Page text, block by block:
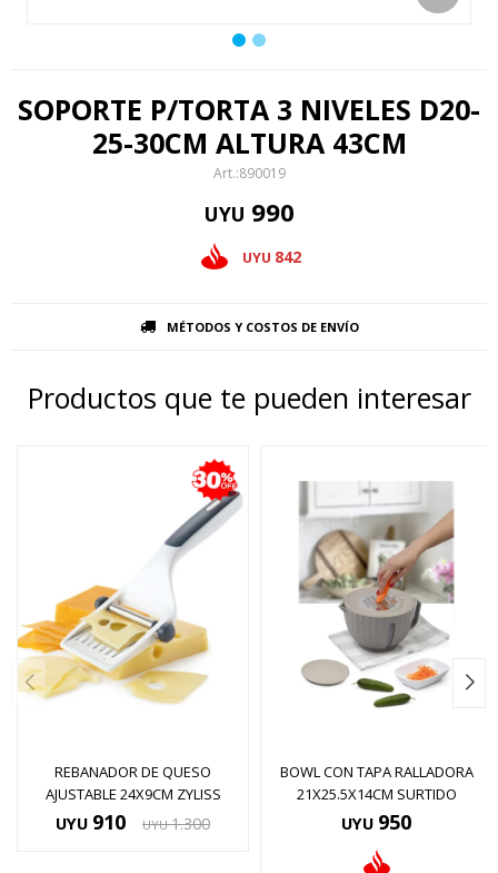
SOPORTE P/TORTA 3 NIVELES D20-
25-30CM ALTURA 43CM
890019
UYU 990
UYU 842
MÉTODOS Y COSTOS DE ENVÍO
Productos que te pueden interesar
REBANADOR DE QUESO
AJUSTABLE 24X9CM ZYLISS
UYU 910 UYU 1.300
BOWL CON TAPA RALLADORA
21X25.5X14CM SURTIDO
UYU 950